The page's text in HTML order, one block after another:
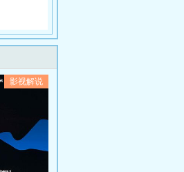
影视解说